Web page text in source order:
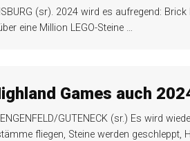
Nutzen Sie aktuelle
(sr). 2024 wird es aufregend:
eine Million LEGO-Steine …
Games auch
GUTENECK (sr.) Es wird
fliegen, Steine werden geschleppt,